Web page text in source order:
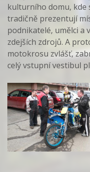
kulturního domu, kde
tradičně prezentují
podnikatelé, umělci a
zdejších zdrojů. A
motokrosu zvlášť,
celý vstupní vestibul